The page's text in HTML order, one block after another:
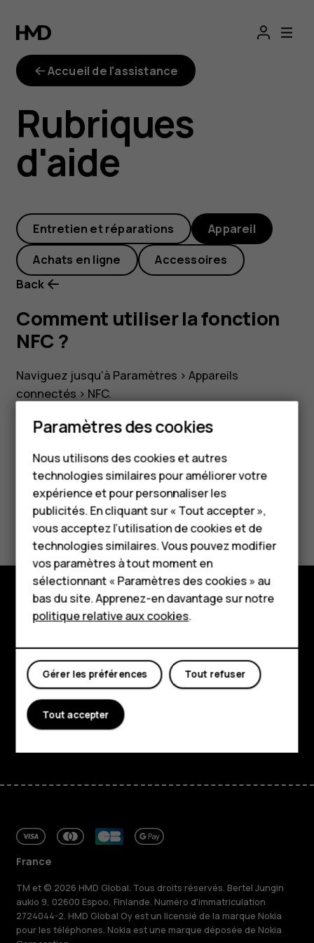
Comment
utiliser
la
fonction
NFC ?
Smartphones
Téléphones classiques
Accessoires
HMD Terra M
Pour les entreprises
Tablettes
Boutique
Accueil de l'assistance
Rubriques
d'aide
Entretien et réparations Appareil
Achats en ligne
Accessoires
Back
Comment utiliser la fonction
NFC ?
Naviguez jusqu'à Paramètres > Appareils
connectés > NFC.
Avez-vous trouvé cela utile?
Oui Non
Boutique
À propos
Planet and people
Assistance
FacebookInstagram
Tiktok
France
TM et © 2026 HMD Global. Tous droits réservés. Bertel Jungin
aukio 9, 02600 Espoo, Finlande. Numéro d'immatriculation
2724044-2. HMD Global Oy est un licensié de la marque Nokia
pour les téléphones. Nokia est une marque déposée de Nokia
Paramètres des cookies
Nous utilisons des cookies et autres
technologies similaires pour améliorer votre
expérience et pour personnaliser les
publicités. En cliquant sur « Tout accepter »,
vous acceptez l’utilisation de cookies et de
technologies similaires. Vous pouvez modifier
vos paramètres à tout moment en
sélectionnant « Paramètres des cookies » au
bas du site. Apprenez-en davantage sur notre
politique relative aux cookies.
Tout refuser
Gérer les préférences
Tout accepter